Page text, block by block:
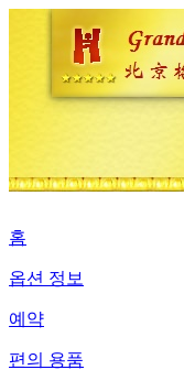
홈
옵션 정보
예약
편의 용품